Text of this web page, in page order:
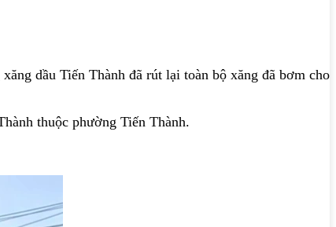
dầu Tiến Thành đã rút lại toàn bộ xăng đã bơm cho
thuộc phường Tiến Thành.